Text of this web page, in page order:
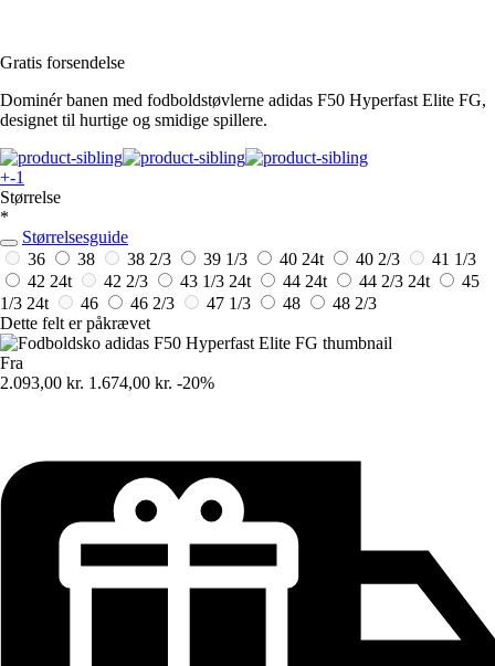
Gratis forsendelse
Dominér banen med fodboldstøvlerne adidas F50 Hyperfast Elite FG,
designet til hurtige og smidige spillere.
+-1
Størrelse
*
Størrelsesguide
36
38 38 2/3 39 1/3 40 24t 40 2/3
41 1/3
42 24t 42 2/3 43 1/3 24t 44 24t 44 2/3 24t
45
1/3 24t 46 46 2/3 47 1/3 48
48 2/3
Dette felt er påkrævet
Fra
2.093,00 kr. 1.674,00 kr. -20%